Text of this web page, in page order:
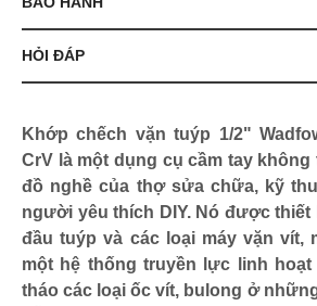
HỎI ĐÁP
Khớp chếch vặn tuýp 1/2"
CrV là một dụng cụ cầm tay
đồ nghề của thợ sửa chữa, kỹ
người yêu thích DIY. Nó được thiết
đầu tuýp và các loại máy vặn vít,
một hệ thống truyền lực linh hoạt
tháo các loại ốc vít, bulong ở